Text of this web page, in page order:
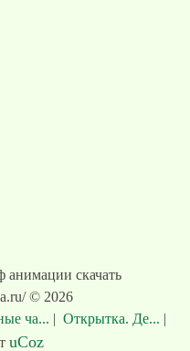
скачать
© 2026
ча... | Открытка. Де... |
uCoz